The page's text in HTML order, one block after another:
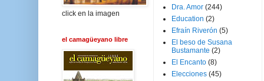
click en la imagen
el camagüeyano libre
Dra. Amor (244)
Education (2)
Efraín Riverón (5)
El beso de Susana
Bustamante (2)
El Encanto (8)
Elecciones (45)